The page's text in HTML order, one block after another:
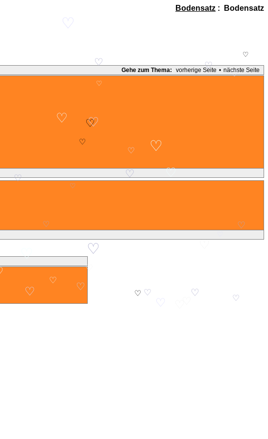
♡
♡
♡
♡
♡
♡
♡
♡
♡
♡
♡
♡
♡
♡
♡
♡
♡
♡
♡
♡
♡
♡
♡
♡
♡
♡
♡
♡
Bodensatz : Bodensatz
Gehe zum Thema: vorherige Seite • nächste Seite